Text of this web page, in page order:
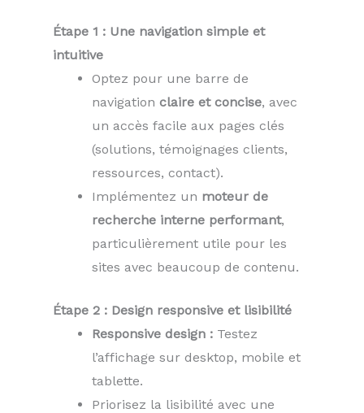
Étape 1 : Une navigation simple et
intuitive
Optez pour une barre de
navigation claire et concise, avec
un accès facile aux pages clés
(solutions, témoignages clients,
ressources, contact).
Implémentez un moteur de
recherche interne performant,
particulièrement utile pour les
sites avec beaucoup de contenu.
Étape 2 : Design responsive et lisibilité
Responsive design : Testez
l’affichage sur desktop, mobile et
tablette.
Priorisez la lisibilité avec une